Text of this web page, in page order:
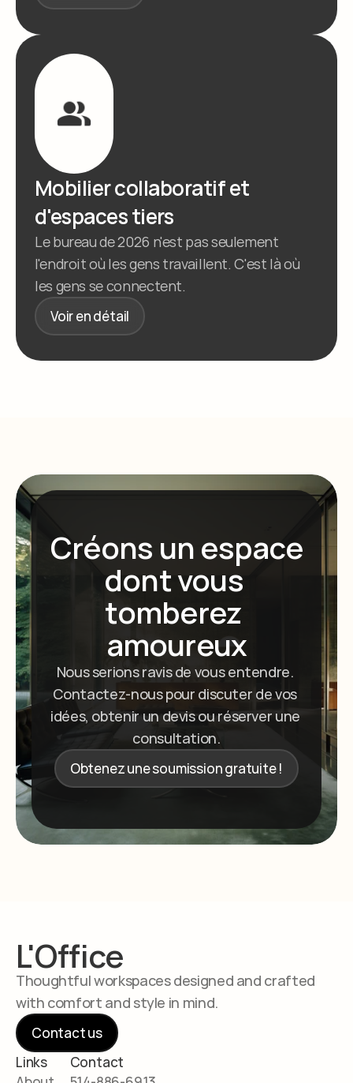
Mobilier collaboratif et
d'espaces tiers
Le bureau de 2026 n'est pas seulement
l'endroit où les gens travaillent. C'est là où
les gens se connectent.
Voir en détail
Créons un espace
dont vous
tomberez
amoureux
Nous serions ravis de vous entendre.
Contactez-nous pour discuter de vos
idées, obtenir un devis ou réserver une
consultation.
Obtenez une soumission gratuite !
L'Office
Thoughtful workspaces designed and crafted
with comfort and style in mind.
Contact us
Links
Contact